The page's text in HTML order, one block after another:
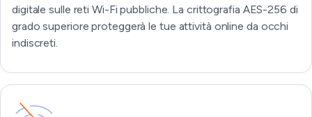
digitale sulle reti Wi-Fi pubbliche. La crittografia AES-256 di
grado superiore proteggerà le tue attività online da occhi
indiscreti.